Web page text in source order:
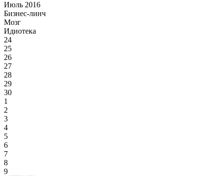
Июль 2016
Бизнес-линч
Мозг
Идиотека
24
25
26
27
28
29
30
1
2
3
4
5
6
7
8
9